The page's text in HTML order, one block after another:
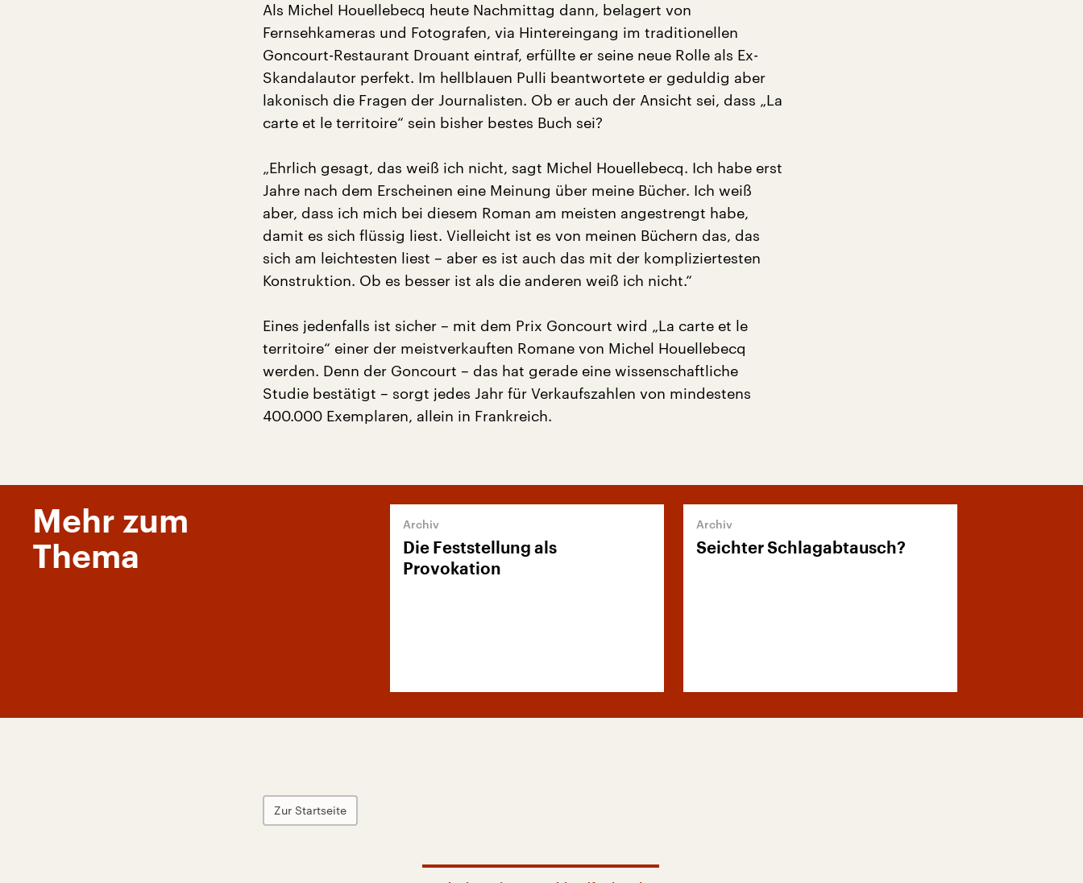
Als Michel Houellebecq heute Nachmittag dann, belagert von
Fernsehkameras und Fotografen, via Hintereingang im traditionellen
Goncourt-Restaurant Drouant eintraf, erfüllte er seine neue Rolle als Ex-
Skandalautor perfekt. Im hellblauen Pulli beantwortete er geduldig aber
lakonisch die Fragen der Journalisten. Ob er auch der Ansicht sei, dass „La
carte et le territoire“ sein bisher bestes Buch sei?
„Ehrlich gesagt, das weiß ich nicht, sagt Michel Houellebecq. Ich habe erst
Jahre nach dem Erscheinen eine Meinung über meine Bücher. Ich weiß
aber, dass ich mich bei diesem Roman am meisten angestrengt habe,
damit es sich flüssig liest. Vielleicht ist es von meinen Büchern das, das
sich am leichtesten liest – aber es ist auch das mit der kompliziertesten
Konstruktion. Ob es besser ist als die anderen weiß ich nicht.“
Eines jedenfalls ist sicher – mit dem Prix Goncourt wird „La carte et le
territoire“ einer der meistverkauften Romane von Michel Houellebecq
werden. Denn der Goncourt – das hat gerade eine wissenschaftliche
Studie bestätigt – sorgt jedes Jahr für Verkaufszahlen von mindestens
400.000 Exemplaren, allein in Frankreich.
Mehr zum
Thema
Die Feststellung als
Provokation
Seichter Schlagabtausch?
Zur Startseite